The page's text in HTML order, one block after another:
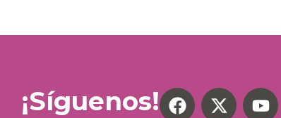
¡Síguenos!